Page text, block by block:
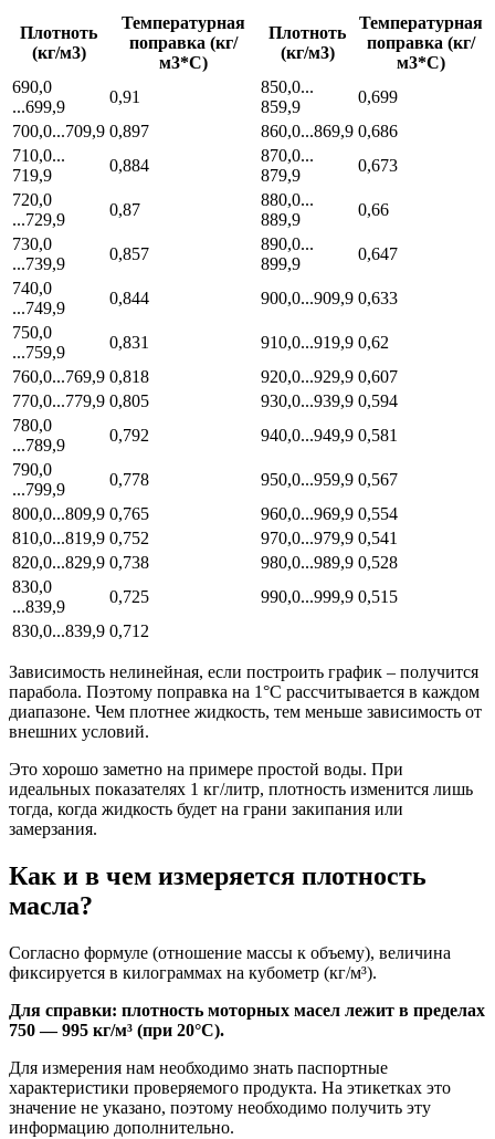
Плотноть
(кг/м3)
Температурная
поправка (кг/
м3*С)
Плотноть
(кг/м3)
Температурная
поправка (кг/
м3*С)
690,0
...699,9
0,91
850,0...
859,9
0,699
700,0...709,9 0,897 860,0...869,9 0,686
710,0...
719,9
0,884
870,0...
879,9
0,673
720,0
...729,9
0,87
880,0...
889,9
0,66
730,0
...739,9
0,857
890,0...
899,9
0,647
740,0
...749,9
0,844 900,0...909,9 0,633
750,0
...759,9
0,831 910,0...919,9 0,62
760,0...769,9 0,818 920,0...929,9 0,607
770,0...779,9 0,805 930,0...939,9 0,594
780,0
...789,9
0,792 940,0...949,9 0,581
790,0
...799,9
0,778 950,0...959,9 0,567
800,0...809,9 0,765 960,0...969,9 0,554
810,0...819,9 0,752 970,0...979,9 0,541
820,0...829,9 0,738 980,0...989,9 0,528
830,0
...839,9
0,725 990,0...999,9 0,515
830,0...839,9 0,712
Зависимость нелинейная, если построить график – получится
парабола. Поэтому поправка на 1°C рассчитывается в каждом
диапазоне. Чем плотнее жидкость, тем меньше зависимость от
внешних условий.
Это хорошо заметно на примере простой воды. При
идеальных показателях 1 кг/литр, плотность изменится лишь
тогда, когда жидкость будет на грани закипания или
замерзания.
Как и в чем измеряется плотность
масла?
Согласно формуле (отношение массы к объему), величина
фиксируется в килограммах на кубометр (кг/м³).
Для справки: плотность моторных масел лежит в пределах
750 — 995 кг/м³ (при 20°C).
Для измерения нам необходимо знать паспортные
характеристики проверяемого продукта. На этикетках это
значение не указано, поэтому необходимо получить эту
информацию дополнительно.